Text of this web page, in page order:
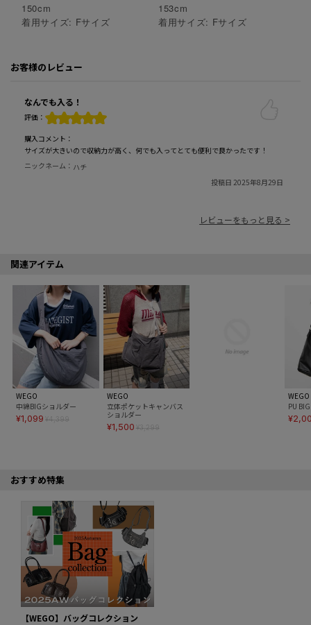
150cm
着用サイズ: Fサイズ
153cm
着用サイズ: Fサイズ
お客様のレビュー
なんでも入る！
投稿日 2025年8月29日
ニックネーム： ハチ
評価：
購入コメント：
サイズが大きいので収納力が高く、何でも入ってとても便利で良かったです！
レビューをもっと見る >
関連アイテム
WEGO
中綿BIGショルダー
¥1,099 ¥4,399
WEGO
立体ポケットキャンバス
ショルダー
¥1,500 ¥3,299
WEGO
PU
おすすめ特集
【WEGO】バッグコレクション